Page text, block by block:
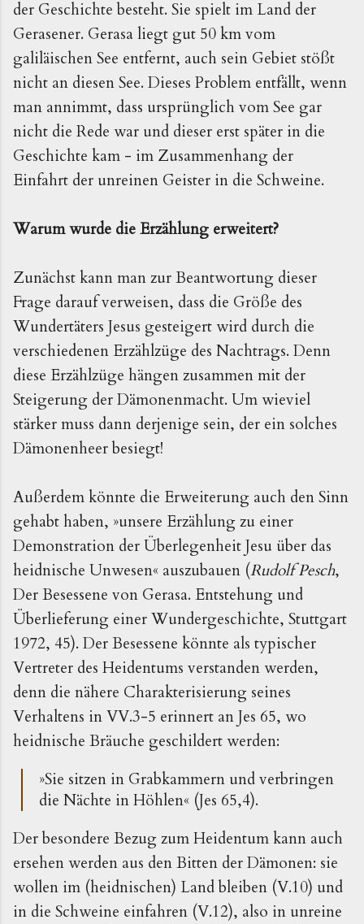
der Geschichte besteht. Sie spielt im Land der
Gerasener. Gerasa liegt gut 50 km vom
galiläischen See entfernt, auch sein Gebiet stößt
nicht an diesen See. Dieses Problem entfällt, wenn
man annimmt, dass ursprünglich vom See gar
nicht die Rede war und dieser erst später in die
Geschichte kam - im Zusammenhang der
Einfahrt der unreinen Geister in die Schweine.
Warum wurde die Erzählung erweitert?
Zunächst kann man zur Beantwortung dieser
Frage darauf verweisen, dass die Größe des
Wundertäters Jesus gesteigert wird durch die
verschiedenen Erzählzüge des Nachtrags. Denn
diese Erzählzüge hängen zusammen mit der
Steigerung der Dämonenmacht. Um wieviel
stärker muss dann derjenige sein, der ein solches
Dämonenheer besiegt!
Außerdem könnte die Erweiterung auch den Sinn
gehabt haben, »unsere Erzählung zu einer
Demonstration der Überlegenheit Jesu über das
heidnische Unwesen« auszubauen (Rudolf Pesch,
Der Besessene von Gerasa. Entstehung und
Überlieferung einer Wundergeschichte, Stuttgart
1972, 45). Der Besessene könnte als typischer
Vertreter des Heidentums verstanden werden,
denn die nähere Charakterisierung seines
Verhaltens in VV.3-5 erinnert an Jes 65, wo
heidnische Bräuche geschildert werden:
»Sie sitzen in Grabkammern und verbringen
die Nächte in Höhlen« (Jes 65,4).
Der besondere Bezug zum Heidentum kann auch
ersehen werden aus den Bitten der Dämonen: sie
wollen im (heidnischen) Land bleiben (V.10) und
in die Schweine einfahren (V.12), also in unreine